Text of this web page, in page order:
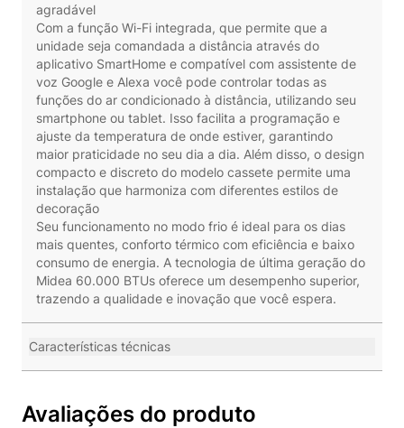
agradável
Com a função Wi-Fi integrada, que permite que a
unidade seja comandada a distância através do
aplicativo SmartHome e compatível com assistente de
voz Google e Alexa você pode controlar todas as
funções do ar condicionado à distância, utilizando seu
smartphone ou tablet. Isso facilita a programação e
ajuste da temperatura de onde estiver, garantindo
maior praticidade no seu dia a dia. Além disso, o design
compacto e discreto do modelo cassete permite uma
instalação que harmoniza com diferentes estilos de
decoração
Seu funcionamento no modo frio é ideal para os dias
mais quentes, conforto térmico com eficiência e baixo
consumo de energia. A tecnologia de última geração do
Midea 60.000 BTUs oferece um desempenho superior,
trazendo a qualidade e inovação que você espera.
Características técnicas
Avaliações do produto